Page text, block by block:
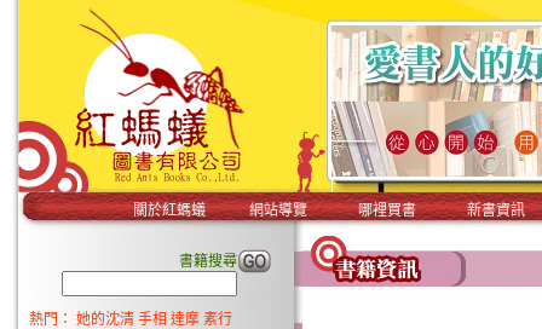
關於紅螞蟻 網站導覽 哪裡買書 新書資訊
書籍搜尋
熱門： 她的沈清 手相 達摩 素行